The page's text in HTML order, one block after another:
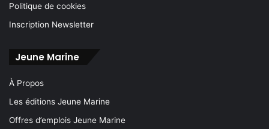
Politique de cookies
Inscription Newsletter
Jeune Marine
À Propos
Les éditions Jeune Marine
Offres d’emplois Jeune Marine